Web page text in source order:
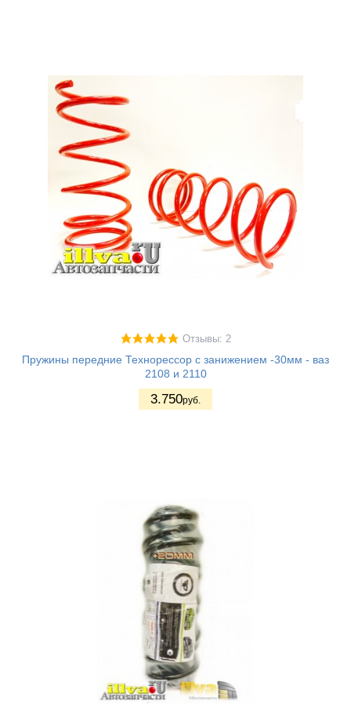
Отзывы: 2
Пружины передние Технорессор с занижением -30мм - ваз
2108 и 2110
3.750руб.